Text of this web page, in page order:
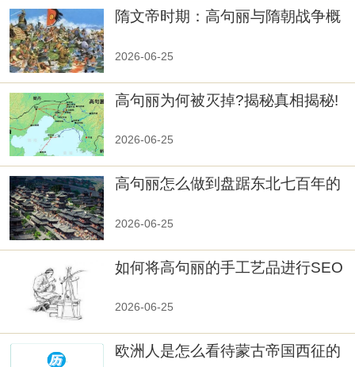
隋文帝时期：高句丽与隋朝战争概
2026-06-25
高句丽为何被灭掉?揭秘真相揭秘!
2026-06-25
高句丽怎么做到盘踞东北七百年的
2026-06-25
如何将高句丽的手工艺品进行SEO
2026-06-25
欧洲人是怎么看待蒙古帝国西征的